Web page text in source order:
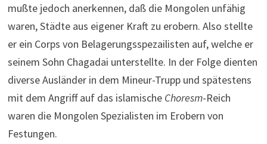
mußte jedoch anerkennen, daß die Mongolen unfähig
waren, Städte aus eigener Kraft zu erobern. Also stellte
er ein Corps von Belagerungsspezailisten auf, welche er
seinem Sohn Chagadai unterstellte. In der Folge dienten
diverse Ausländer in dem Mineur-Trupp und spätestens
mit dem Angriff auf das islamische Choresm-Reich
waren die Mongolen Spezialisten im Erobern von
Festungen.